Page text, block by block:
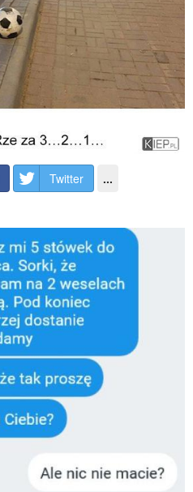
Twitter ...